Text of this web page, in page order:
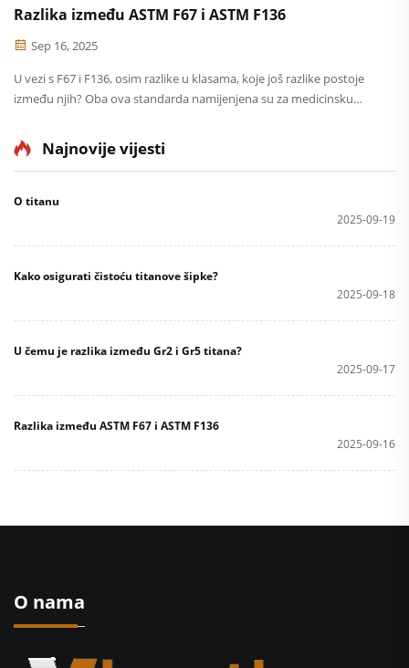
Razlika između ASTM F67 i ASTM F136
Sep 16, 2025
U vezi s F67 i F136, osim razlike u klasama, koje još razlike postoje
između njih? Oba ova standarda namijenjena su za medicinsku
titan, a zahtjev za kisikom i...
Najnovije vijesti
O titanu
2025-09-19
Kako osigurati čistoću titanove šipke?
2025-09-18
U čemu je razlika između Gr2 i Gr5 titana?
2025-09-17
Razlika između ASTM F67 i ASTM F136
2025-09-16
O nama